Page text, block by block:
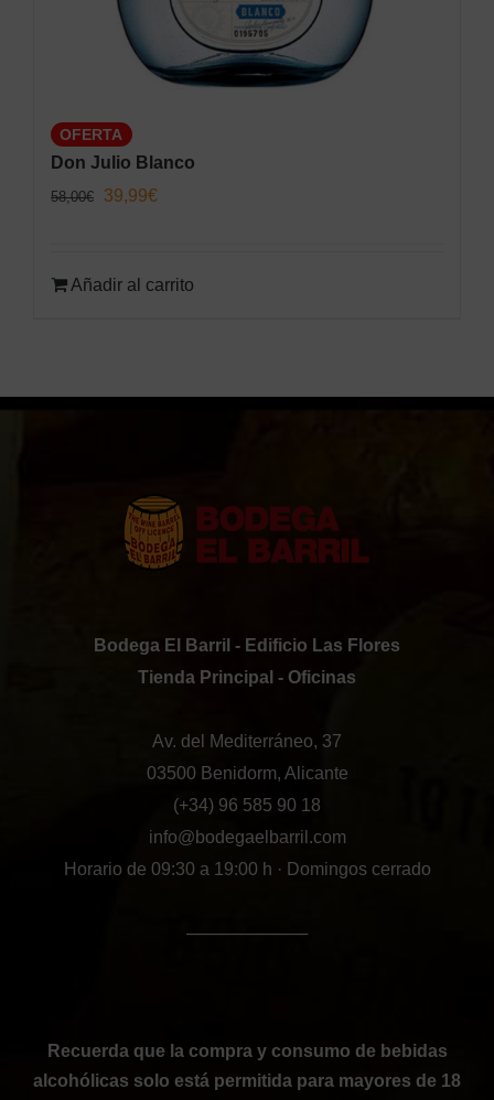
OFERTA
Don Julio Blanco
58,00€
El
era:
39,99€
es:
Añadir al carrito
Bodega El Barril - Edificio Las Flores
Tienda Principal - Oficinas
Av. del Mediterráneo, 37
03500 Benidorm, Alicante
(+34) 96 585 90 18
info@bodegaelbarril.com
Horario de 09:30 a 19:00 h · Domingos cerrado
──────────
Recuerda que la compra y consumo de bebidas
alcohólicas solo está permitida para mayores de 18